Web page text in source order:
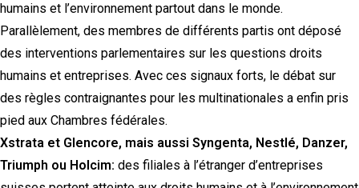
humains et l’environnement partout dans le monde.
Parallèlement, des membres de différents partis ont déposé
des interventions parlementaires sur les questions droits
humains et entreprises. Avec ces signaux forts, le débat sur
des règles contraignantes pour les multinationales a enfin pris
pied aux Chambres fédérales.
Xstrata et Glencore, mais aussi Syngenta, Nestlé, Danzer,
Triumph ou Holcim: des filiales à l’étranger d’entreprises